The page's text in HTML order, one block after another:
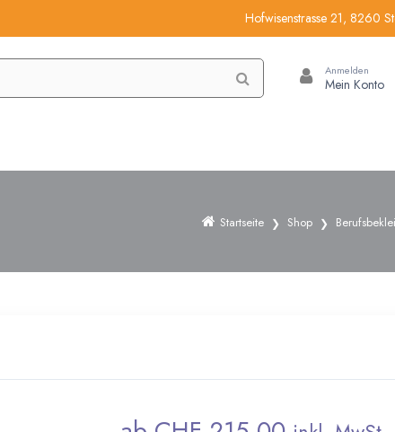
Hofwisenstrasse 21, 8260
Anmelden
Mein Konto
Startseite Shop